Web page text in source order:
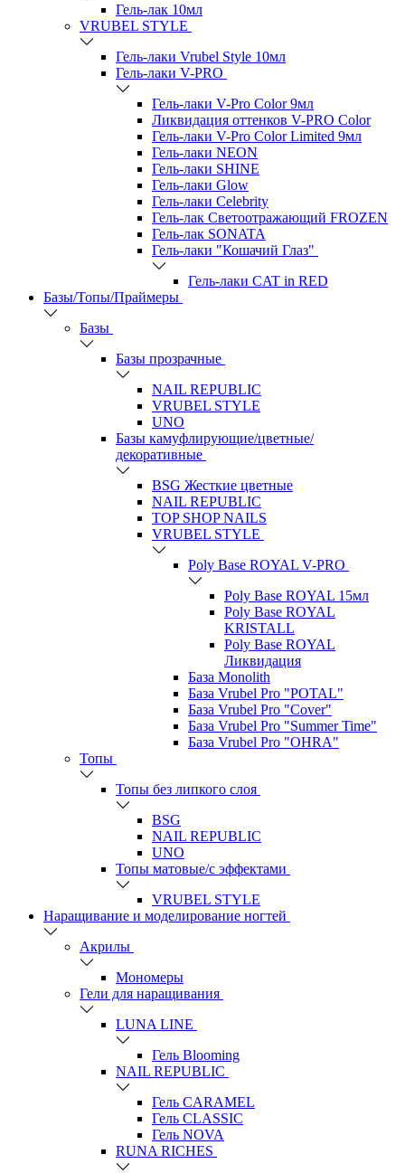
Гель-лак 10мл
VRUBEL STYLE
Гель-лаки Vrubel Style 10мл
Гель-лаки V-PRO
Гель-лаки V-Pro Color 9мл
Ликвидация оттенков V-PRO Color
Гель-лаки V-Pro Color Limited 9мл
Гель-лаки NEON
Гель-лаки SHINE
Гель-лаки Glow
Гель-лаки Celebrity
Гель-лак Светоотражающий FROZEN
Гель-лак SONATA
Гель-лаки "Кошачий Глаз"
Гель-лаки CAT in RED
Базы/Топы/Праймеры
Базы
Базы прозрачные
NAIL REPUBLIC
VRUBEL STYLE
UNO
Базы камуфлирующие/цветные/
декоративные
BSG Жесткие цветные
NAIL REPUBLIC
TOP SHOP NAILS
VRUBEL STYLE
Poly Base ROYAL V-PRO
Poly Base ROYAL 15мл
Poly Base ROYAL
KRISTALL
Poly Base ROYAL
Ликвидация
База Monolith
База Vrubel Pro "POTAL"
База Vrubel Pro "Сover"
База Vrubel Pro "Summer Time"
База Vrubel Pro "OHRA"
Топы
Топы без липкого слоя
BSG
NAIL REPUBLIC
UNO
Топы матовые/с эффектами
VRUBEL STYLE
Наращивание и моделирование ногтей
Акрилы
Мономеры
Гели для наращивания
LUNA LINE
Гель Blooming
NAIL REPUBLIC
Гель CARAMEL
Гель CLASSIC
Гель NOVA
RUNA RICHES